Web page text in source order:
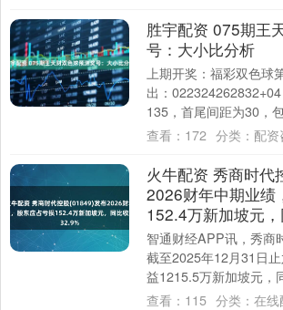
胜宇配资 075期王
号：大小比分析
上期开奖：福彩双色球
出：
135，首尾间距为30，
彩双色球第20260....
查看： 172 分类： 配资
火牛配资 秀商时
2026财年中期业绩
152.4万新加坡元
智通财经APP讯，秀商
截至2025年12月31日
益1215.5万新加坡元，
有人应占亏损15....
查看： 115 分类： 在线